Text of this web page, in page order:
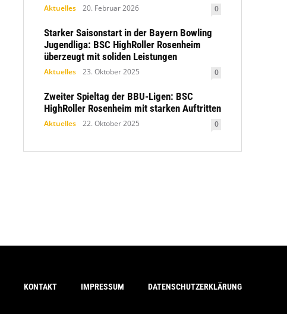
Aktuelles 20. Februar 2026 0
Starker Saisonstart in der Bayern Bowling
Jugendliga: BSC HighRoller Rosenheim
überzeugt mit soliden Leistungen
Aktuelles 23. Oktober 2025 0
Zweiter Spieltag der BBU-Ligen: BSC
HighRoller Rosenheim mit starken Auftritten
Aktuelles 22. Oktober 2025 0
KONTAKT IMPRESSUM DATENSCHUTZERKLÄRUNG